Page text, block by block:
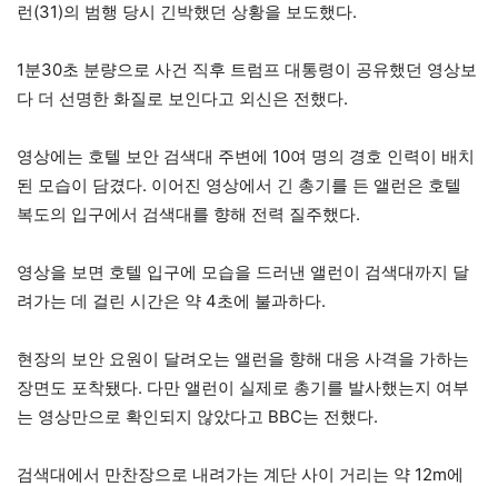
런(31)의 범행 당시 긴박했던 상황을 보도했다.
1분30초 분량으로 사건 직후 트럼프 대통령이 공유했던 영상보
다 더 선명한 화질로 보인다고 외신은 전했다.
영상에는 호텔 보안 검색대 주변에 10여 명의 경호 인력이 배치
된 모습이 담겼다. 이어진 영상에서 긴 총기를 든 앨런은 호텔
복도의 입구에서 검색대를 향해 전력 질주했다.
영상을 보면 호텔 입구에 모습을 드러낸 앨런이 검색대까지 달
려가는 데 걸린 시간은 약 4초에 불과하다.
현장의 보안 요원이 달려오는 앨런을 향해 대응 사격을 가하는
장면도 포착됐다. 다만 앨런이 실제로 총기를 발사했는지 여부
는 영상만으로 확인되지 않았다고 BBC는 전했다.
검색대에서 만찬장으로 내려가는 계단 사이 거리는 약 12m에